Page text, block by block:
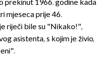
prekinut 1966. godine kada
mjeseca prije 46.
riječi bile su "Nikako!",
asistenta, s kojim je živio,